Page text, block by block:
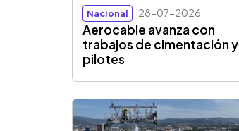
Nacional 28-07-2026
Aerocable avanza con
trabajos de cimentación y
pilotes